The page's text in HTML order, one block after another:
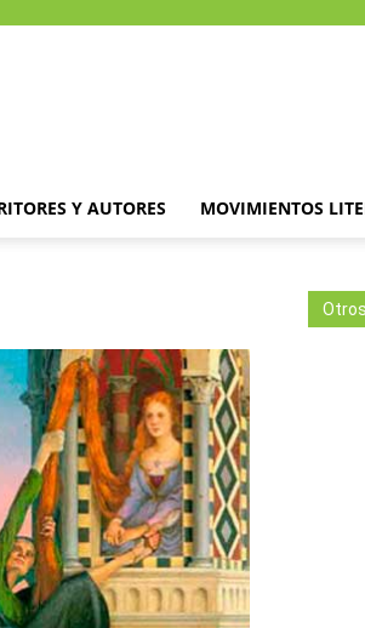
Y AUTORES MOVIMIENTOS